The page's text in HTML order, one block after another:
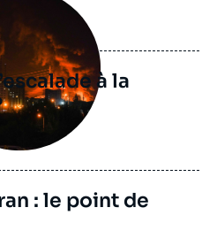
à la
: le point de